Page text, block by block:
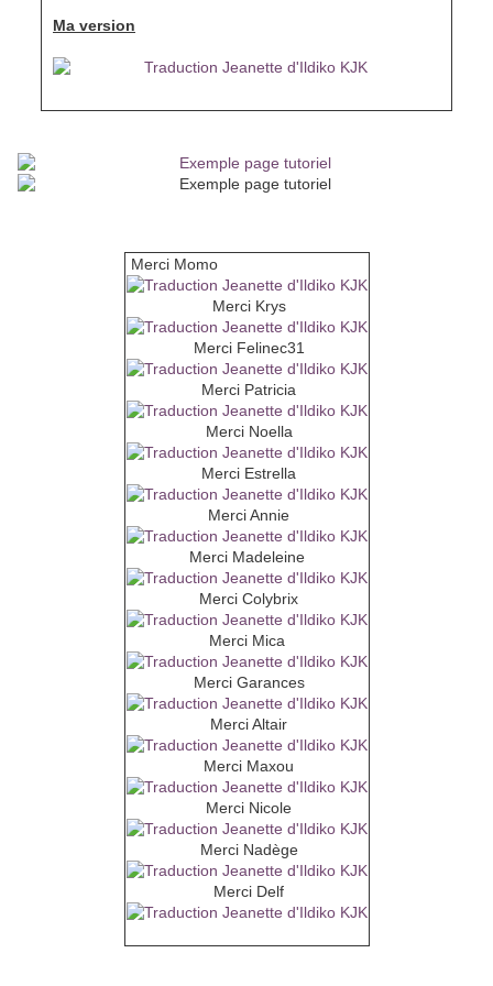
Ma version
Merci Momo
Merci Krys
Merci Felinec31
Merci Patricia
Merci Noella
Merci Estrella
Merci Annie
Merci Madeleine
Merci Colybrix
Merci Mica
Merci Garances
Merci Altair
Merci Maxou
Merci Nicole
Merci Nadège
Merci Delf